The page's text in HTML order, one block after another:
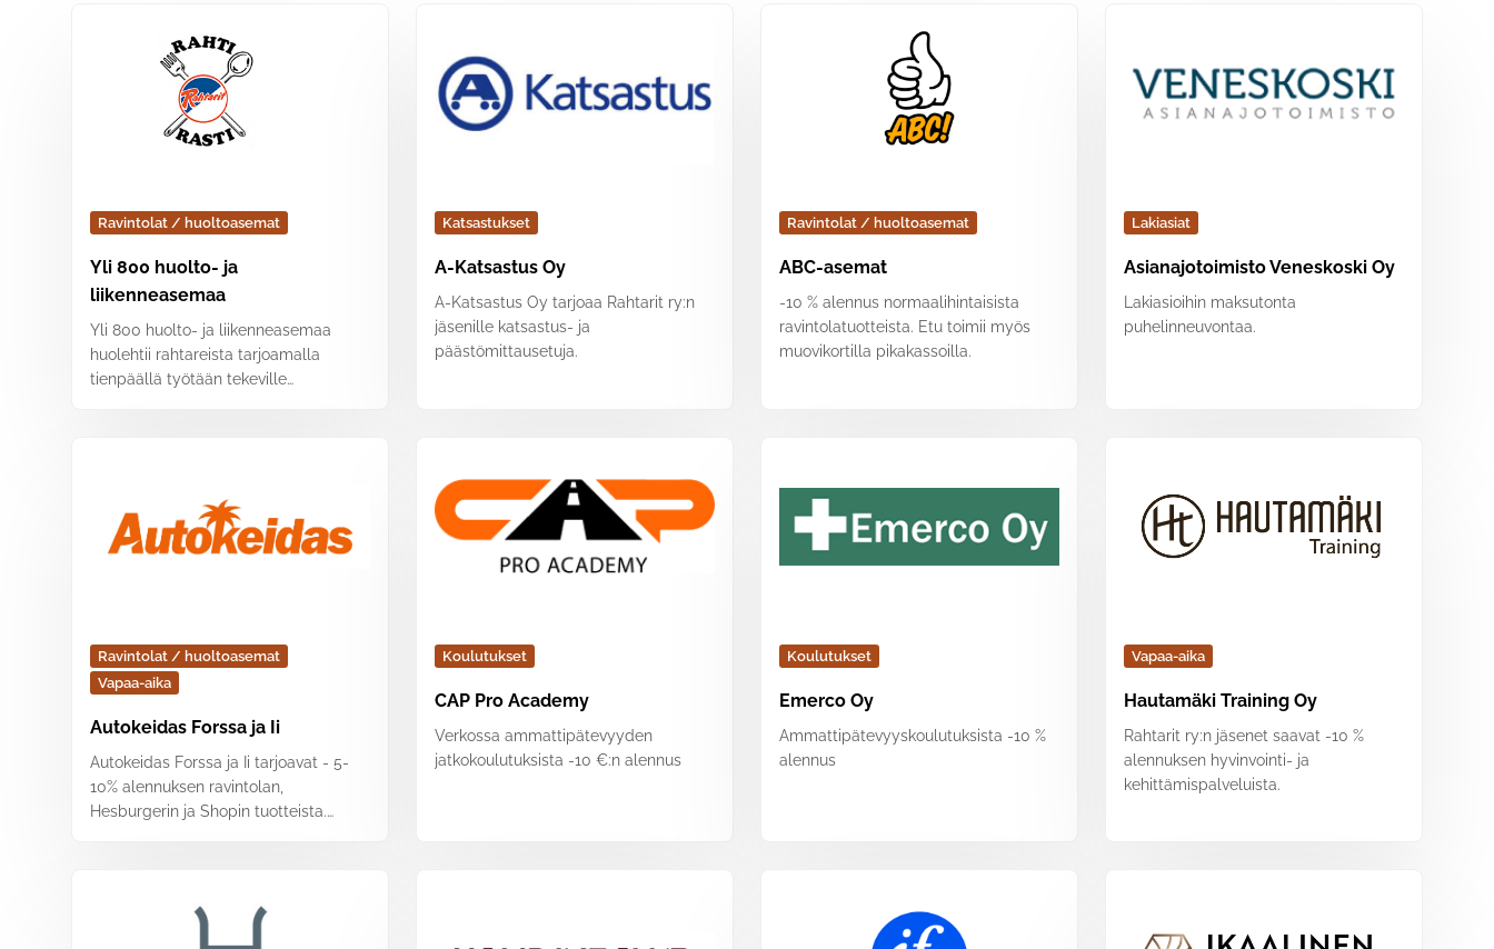
Ravintolat / huoltoasemat
Yli 800 huolto- ja
liikenneasemaa
Yli 800 huolto- ja liikenneasemaa
huolehtii rahtareista tarjoamalla
tienpäällä työtään tekeville
tavanomaisin alennus on 10 % ruoka-
ja kahvitarjoilun normaalihinnoista.
Rahti-Rastit määrittävät itse
helpottavat kuljettajan arkea.
Katsastukset
A-Katsastus Oy
A-Katsastus Oy tarjoaa Rahtarit ry:n
jäsenille katsastus- ja
päästömittausetuja.
Ravintolat / huoltoasemat
ABC-asemat
-10 % alennus normaalihintaisista
ravintolatuotteista. Etu toimii myös
muovikortilla pikakassoilla.
Lakiasiat
Asianajotoimisto Veneskoski Oy
Lakiasioihin maksutonta
puhelinneuvontaa.
Ravintolat / huoltoasemat
Vapaa-aika
Autokeidas Forssa ja Ii
Autokeidas Forssa ja Ii tarjoavat - 5-
10% alennuksen ravintolan,
Hesburgerin ja Shopin tuotteista.
Koulutukset
CAP Pro Academy
Verkossa ammattipätevyyden
jatkokoulutuksista -10 €:n alennus
Koulutukset
Emerco Oy
Ammattipätevyyskoulutuksista -10 %
alennus
Vapaa-aika
Hautamäki Training Oy
Rahtarit ry:n jäsenet saavat -10 %
alennuksen hyvinvointi- ja
kehittämispalveluista.